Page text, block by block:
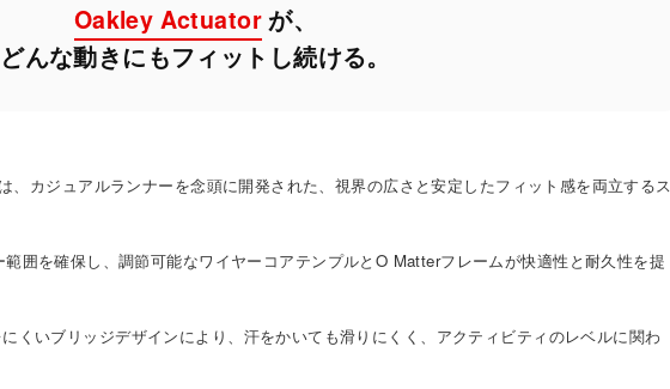
Oakley Actuator が、
どんな動きにもフィットし続ける。
カジュアルランナーを念頭に開発された、視界の広さと安定したフィット感を両立するス
囲を確保し、調節可能なワイヤーコアテンプルとO Matterフレームが快適性と耐久性を提
くいブリッジデザインにより、汗をかいても滑りにくく、アクティビティのレベルに関わ